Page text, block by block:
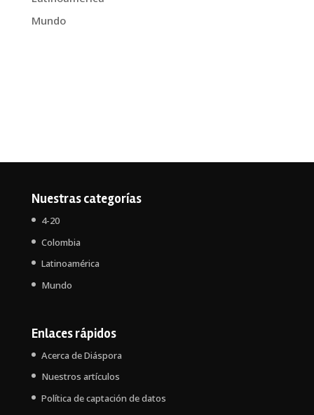
Mundo
Nuestras categorías
4-20
Colombia
Latinoamérica
Mundo
Enlaces rápidos
Acerca de Diáspora
Nuestros artículos
Política de captación de datos